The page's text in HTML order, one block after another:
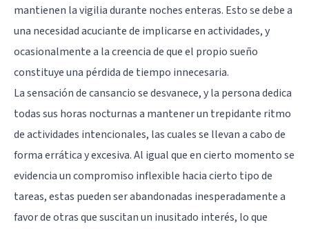
mantienen la vigilia durante noches enteras. Esto se debe a
una necesidad acuciante de implicarse en actividades, y
ocasionalmente a la creencia de que el propio sueño
constituye una pérdida de tiempo innecesaria.
La sensación de cansancio se desvanece, y la persona dedica
todas sus horas nocturnas a mantener un trepidante ritmo
de actividades intencionales, las cuales se llevan a cabo de
forma errática y excesiva. Al igual que en cierto momento se
evidencia un compromiso inflexible hacia cierto tipo de
tareas, estas pueden ser abandonadas inesperadamente a
favor de otras que suscitan un inusitado interés, lo que